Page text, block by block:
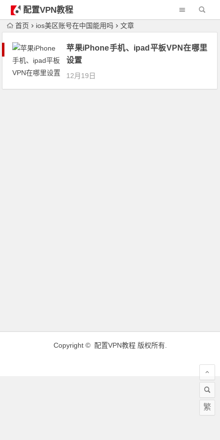
配置VPN教程
首页 ios美区账号在中国能用吗 文章
苹果iPhone手机、ipad平板VPN在哪里
设置
12月19日
Copyright © 配置VPN教程版权所有.
繁